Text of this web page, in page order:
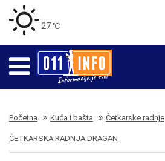
27 ℃
Početna Kuća i bašta Četkarske radnje
ČETKARSKA RADNJA DRAGAN